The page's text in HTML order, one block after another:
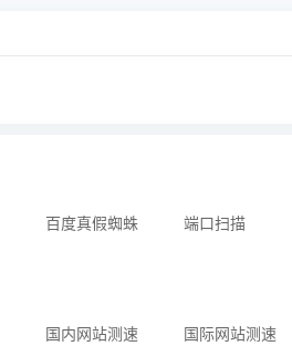
百度真假蜘蛛 端口扫描
国内网站测速 国际网站测速